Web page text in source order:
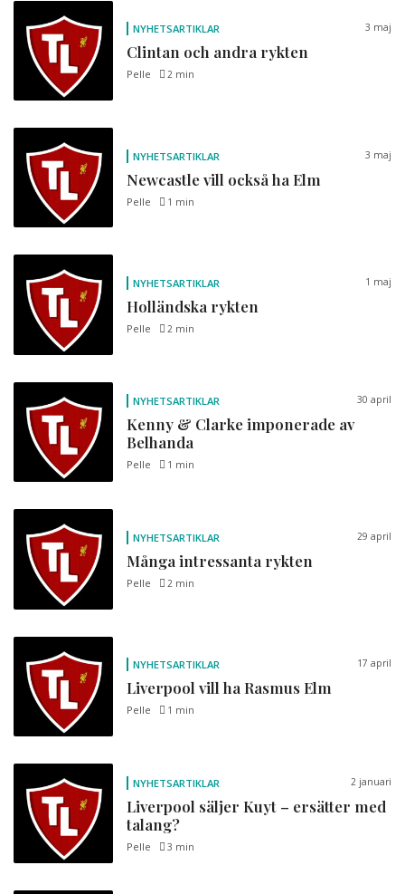
NYHETSARTIKLAR 3 maj
Clintan och andra rykten
Pelle 2 min
NYHETSARTIKLAR 3 maj
Newcastle vill också ha Elm
Pelle 1 min
NYHETSARTIKLAR 1 maj
Holländska rykten
Pelle 2 min
NYHETSARTIKLAR 30 april
Kenny & Clarke imponerade av
Belhanda
Pelle 1 min
NYHETSARTIKLAR 29 april
Många intressanta rykten
Pelle 2 min
NYHETSARTIKLAR 17 april
Liverpool vill ha Rasmus Elm
Pelle 1 min
NYHETSARTIKLAR 2 januari
Liverpool säljer Kuyt – ersätter med
talang?
Pelle 3 min